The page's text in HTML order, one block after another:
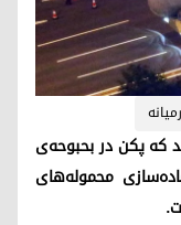
که پکن در بحبوحه‌ی
محموله‌های